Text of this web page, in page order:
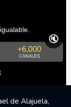
+6,000
CANALES
🔇
de Alajuela,